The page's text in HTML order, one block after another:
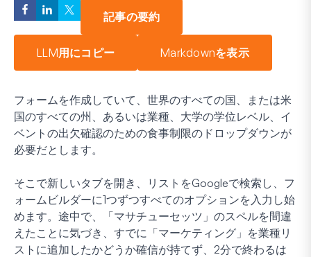
記事の要約
LLM用にコピー Markdownを表示
フォームを作成していて、世界のすべての国、または米
国のすべての州、あるいは業種、大学の学位レベル、イ
ベントの出欠確認のための食事制限のドロップダウンが
必要だとします。
そこで新しいタブを開き、リストをGoogleで検索し、フ
ォームビルダーに1つずつすべてのオプションを入力し始
めます。途中で、「マサチューセッツ」のスペルを間違
えたことに気づき、すでに「マーケティング」を業種リ
ストに追加したかどうか確信が持てず、2分で終わるは